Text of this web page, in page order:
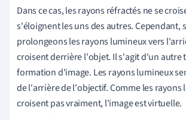
Dans ce cas, les rayons réfractés ne se
s'éloignent les uns des autres. Cependant,
prolongeons les rayons lumineux vers
croisent derrière l'objet. Ils'agit d'un autre
formation d'image. Les rayons lumineux
de l'arrière de l'objectif. Comme les rayons
croisent pas vraiment, l'image est virtuelle.